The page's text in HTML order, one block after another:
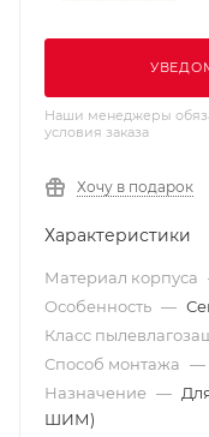
Наши менеджеры
условия заказа
Хочу в подарок
Характеристики
Материал корпуса
Особенность —
Класс
Способ монтажа —
Назначение —
ШИМ)